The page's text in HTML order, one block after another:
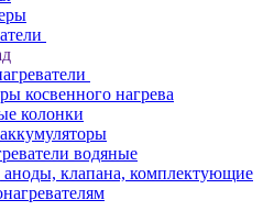
косвенного нагрева
колонки
водяные
клапана, комплектующие